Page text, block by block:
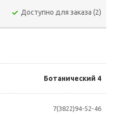
Доступно для заказа (2)
Ботанический 4
7(3822)94-52-46